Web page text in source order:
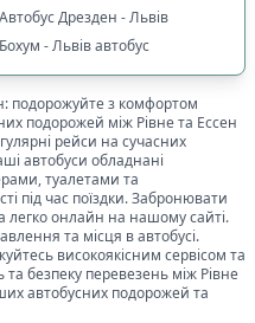
Автобус Дрезден - Львів
Бохум - Львів автобус
подорожуйте з комфортом
подорожей між Рівнета Ессен
рейси на сучасних
автобуси обладнані
туалетами та
під час поїздки. Забронювати
легко онлайн на нашому сайті.
та місця в автобусі.
високоякісним сервісом та
безпеку перевезень між Рівне
автобусних подорожей та